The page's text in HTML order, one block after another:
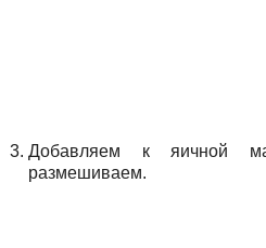
Добавляем к яичной
размешиваем.